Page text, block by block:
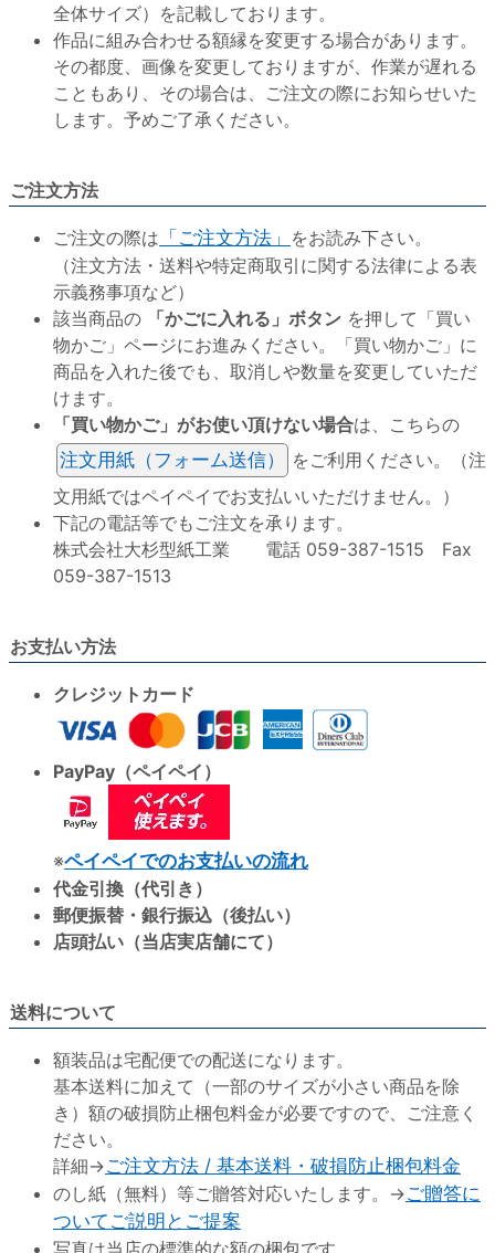
全体サイズ）を記載しております。
作品に組み合わせる額縁を変更する場合があります。
その都度、画像を変更しておりますが、作業が遅れる
こともあり、その場合は、ご注文の際にお知らせいた
します。予めご了承ください。
ご注文方法
ご注文の際は 「ご注文方法」 をお読み下さい。
（注文方法・送料や特定商取引に関する法律による表
示義務事項など）
該当商品の
「かごに入れる」ボタン を押して「買い
物かご」ページにお進みください。「買い物かご」に
商品を入れた後でも、取消しや数量を変更していただ
けます。
「買い物かご」がお使い頂けない場合は、こちらの
注文用紙（フォーム送信）
をご利用ください。（注
文用紙ではペイペイでお支払いいただけません。）
下記の電話等でもご注文を承ります。
株式会社大杉型紙工業 電話 059-387-1515 Fax
059-387-1513
お支払い方法
クレジットカード
PayPay（ペイペイ）
※ペイペイでのお支払いの流れ
代金引換（代引き）
郵便振替・銀行振込（後払い）
店頭払い（当店実店舗にて）
送料について
額装品は宅配便での配送になります。
基本送料に加えて（一部のサイズが小さい商品を除
き）額の破損防止梱包料金が必要ですので、ご注意く
ださい。
詳細→ご注文方法 / 基本送料・破損防止梱包料金
のし紙（無料）等ご贈答対応いたします。→ご贈答に
ついてご説明とご提案
写真は当店の標準的な額の梱包です。